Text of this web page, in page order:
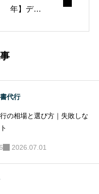
年】デー
代行
の相場と選び方｜失敗しな
2026.07.01